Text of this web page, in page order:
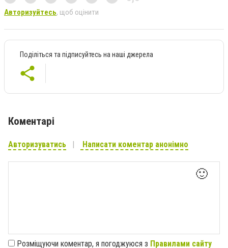
Авторизуйтесь, щоб оцінити
Поділіться та підписуйтесь на наші джерела
Коментарі
Авторизуватись Написати коментар анонімно
🙂
Розміщуючи коментар, я погоджуюся з Правилами сайту